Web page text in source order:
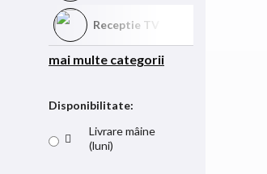
Receptie TV
mai multe categorii
Disponibilitate:
Livrare mâine
(luni)